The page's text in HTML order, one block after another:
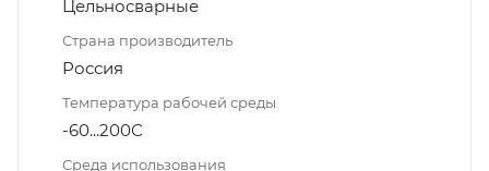
Цельносварные
Страна производитель
Россия
Температура рабочей среды
-60...200С
Среда использования